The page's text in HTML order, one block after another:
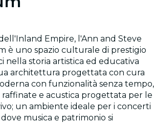
Empire, l'Ann and Steve
è uno spazio culturale di prestigio
nella storia artistica ed educativa
architettura progettata con cura
con funzionalità senza tempo,
e acustica progettata per le
un ambiente ideale per i concerti
musica e patrimonio si